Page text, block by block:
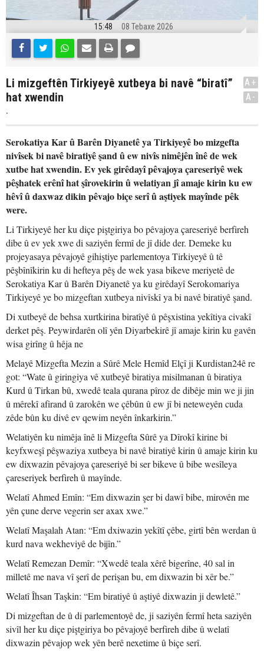
15:48 08 Tebaxe 2026
Li mizgeftên Tirkiyeyê xutbeya bi navê “biratî”
hat xwendin
.
A+
A-
Serokatiya Kar û Barên Diyanetê ya Tirkiyeyê bo mizgefta
nivîsek bi navê biratiyê şand û ew nivîs nimêjên înê de wek
xutbe hat xwendin. Ev yek girêdayî pêvajoya çareseriyê wek
pêşhatek erênî hat şîrovekirin û welatiyan jî amaje kirin ku ew
hêvî û daxwaz dikin pêvajo biçe serî û aştiyek mayînde pêk
were.
Li Tirkiyeyê her ku diçe piştgiriya bo pêvajoya çareseriyê berfireh
dibe û ev yek xwe di saziyên fermî de jî dide der. Demeke ku
projeyasaya pêvajoyê gihiştiye parlementoya Tirkiyeyê û tê
pêşbînîkirin ku di hefteya pêş de wek yasa bikeve meriyetê de
Serokatiya Kar û Barên Diyanetê ya ku girêdayî Serokomariya
Tirkiyeyê ye bo mizgeftan xutbeya nivîskî ya bi navê biratiyê şand.
Di xutbeyê de behsa xurtkirina biratîyê û pêşxistina yekîtiya civakî
derket pêş. Peywirdarên olî yên Diyarbekirê jî amaje kirin ku gavên
wisa girîng û hêja ne
Melayê Mizgefta Mezin a Sûrê Mele Hemîd Elçî ji Kurdistan24ê re
got: “Wate û giringiya vê xutbeyê biratiya misilmanan û biratiya
Kurd û Tirkan bû, xwedê teala qurana pîroz de dibêje min we ji jin
û mêrekî afirand û zarokên we çêbûn û ew jî bi neteweyên cuda
zêde bûn ku divê ev qewim neyên înkarkirin.”
Welatiyên ku nimêja înê li Mizgefta Sûrê ya Dîrokî kirine bi
keyfxweşî pêşwaziya xutbeya bi navê biratiyê kirin û amaje kirin ku
ew dixwazin pêvajoya çareseriyê bi ser bikeve û bibe wesîleya
çareseriyek berfireh û mayînde.
Welatî Ahmed Emîn: “Em dixwazin şer bi dawî bibe, mirovên me
yên çune derve vegerin ser axax xwe.”
Welatî Maşalah Atan: “Em dxiwazin yekîtî çêbe, girtî bên werdan û
kurd nava wekheviyê de bijîn.”
Welatî Remezan Demîr: “Xwedê teala xêrê bigerîne, 40 sal in
milletê me nava vî şerî de perişan bu, em dixwazin bi xêr be.”
Welatî Îhsan Taşkin: “Em biratiyê û aştiyê dixwazin ji dewletê.”
Di mizgeftan de û di parlementoyê de, ji saziyên fermî heta saziyên
sivîl her ku diçe piştgiriya bo pêvajoyê berfireh dibe û welatî
dixwazin pêvajop wek yên berê nexetime û biçe serî.